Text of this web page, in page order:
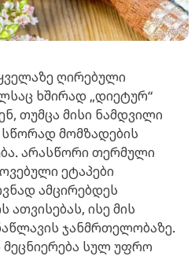
ღირებული
ხშირად „დიეტურ“
თუმცა მისი ნამდვილი
მომზადების
არასწორი თერმული
ეტაპები
ამცირებდეს
ისე მის
ჯანმრთელობაზე.
მეცნიერება სულ უფრო